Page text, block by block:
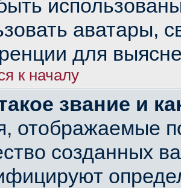
аватары,
для
к началу
звание и
отображаемые
созданных